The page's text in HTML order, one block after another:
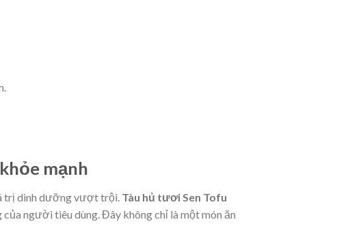
mạnh
trị dinh dưỡng vượt trội. Tàu hủ tươi Sen Tofu
người tiêu dùng. Đây không chỉ là một món ăn